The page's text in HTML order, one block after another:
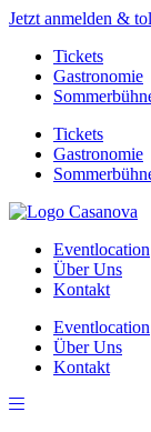
Jetzt anmelden &
Tickets
Gastronomie
Tickets
Gastronomie
Eventlocation
Über Uns
Kontakt
Eventlocation
Über Uns
Kontakt